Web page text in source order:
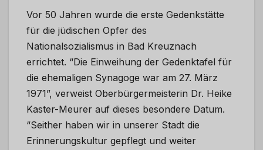
Vor 50 Jahren wurde die erste Gedenkstätte
für die jüdischen Opfer des
Nationalsozialismus in Bad Kreuznach
errichtet. “Die Einweihung der Gedenktafel für
die ehemaligen Synagoge war am 27. März
1971”, verweist Oberbürgermeisterin Dr. Heike
Kaster-Meurer auf dieses besondere Datum.
“Seither haben wir in unserer Stadt die
Erinnerungskultur gepflegt und weiter